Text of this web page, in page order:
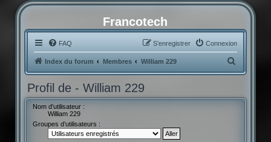
Francotech
FAQ Connexion
S’enregistrer
Index du forum Membres William 229
e
Profil de - William 229
Nom d’utilisateur :
William 229
Groupes d’utilisateurs :